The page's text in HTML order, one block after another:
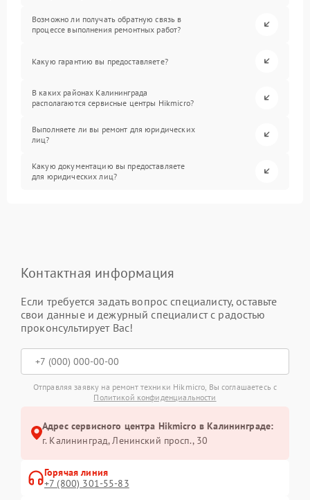
Возможно ли получать обратную связь в
процессе выполнения ремонтных работ?
Какую гарантию вы предоставляете?
В каких районах Калининграда
располагаются сервисные центры Hikmicro?
Выполняете ли вы ремонт для юридических
лиц?
Какую документацию вы предоставляете
для юридических лиц?
Контактная информация
Если требуется задать вопрос специалисту, оставьте
свои данные и дежурный специалист с радостью
проконсультирует Вас!
Отправляя заявку на ремонт техники Hikmicro, Вы соглашаетесь с
Политикой конфиденциальности
Адрес сервисного центра Hikmicro в Калининграде:
г. Калининград, Ленинский просп., 30
Горячая линия
+7 (800) 301-55-83